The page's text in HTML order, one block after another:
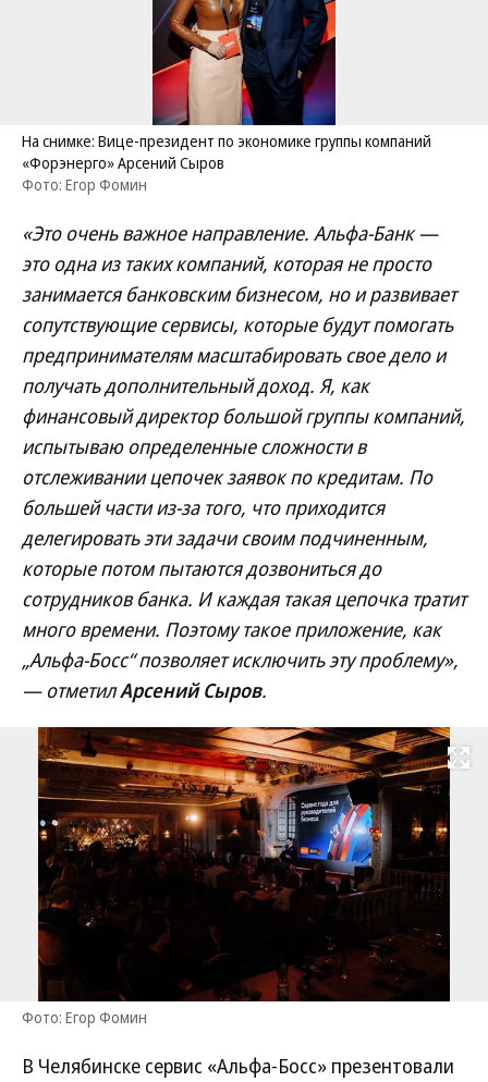
На снимке: Вице-президент по экономике группы компаний
«Форэнерго» Арсений Сыров
Фото: Егор Фомин
«Это очень важное направление. Альфа-Банк —
это одна из таких компаний, которая не просто
занимается банковским бизнесом, но и развивает
сопутствующие сервисы, которые будут помогать
предпринимателям масштабировать свое дело и
получать дополнительный доход. Я, как
финансовый директор большой группы компаний,
испытываю определенные сложности в
отслеживании цепочек заявок по кредитам. По
большей части из-за того, что приходится
делегировать эти задачи своим подчиненным,
которые потом пытаются дозвониться до
сотрудников банка. И каждая такая цепочка тратит
много времени. Поэтому такое приложение, как
„Альфа-Босс“ позволяет исключить эту проблему»,
— отметилАрсений Сыров.
Развернуть
Фото: Егор Фомин
В Челябинске сервис «Альфа-Босс» презентовали